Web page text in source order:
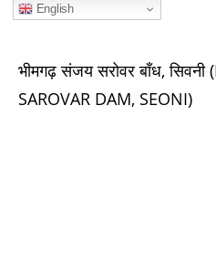
English
भीमगढ़ संजय सरोवर बाँध,
SAROVAR DAM, SEONI)